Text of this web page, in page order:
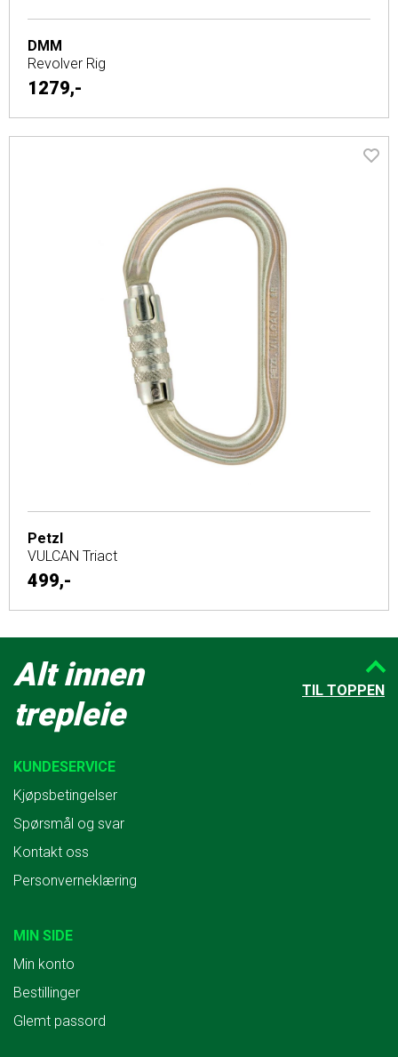
DMM
Revolver Rig
1279,-
Petzl
VULCAN Triact
499,-
Alt innen
trepleie
KUNDESERVICE
Kjøpsbetingelser
Spørsmål og svar
Kontakt oss
Personverneklæring
MIN SIDE
Min konto
Bestillinger
Glemt passord
TIL TOPPEN